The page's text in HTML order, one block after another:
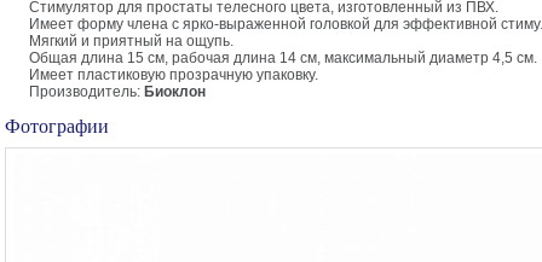
Стимулятор для простаты телесного цвета, изготовленный из ПВХ.
Имеет форму члена с ярко-выраженной головкой для эффективной
Мягкий и приятный на ощупь.
Общая длина 15 см, рабочая длина 14 см, максимальный диаметр 4,5 см.
Имеет пластиковую прозрачную упаковку.
Производитель: Биоклон
Фотографии